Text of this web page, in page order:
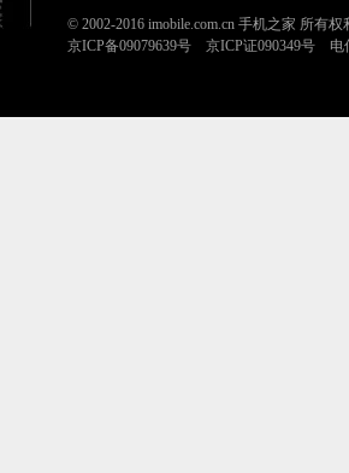
© 2002-2016 imobile.com.cn 手机之家 所有权
京ICP备09079639号 京ICP证090349号 电